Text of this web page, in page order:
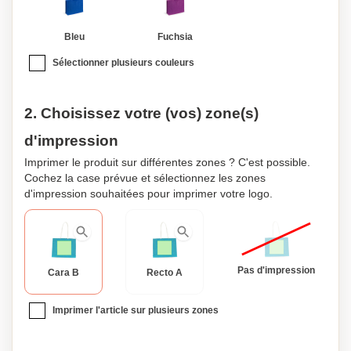
Bleu Fuchsia
Sélectionner plusieurs couleurs
2. Choisissez votre (vos) zone(s)
d'impression
Imprimer le produit sur différentes zones ? C'est possible.
Cochez la case prévue et sélectionnez les zones
d'impression souhaitées pour imprimer votre logo.
Cara B Recto A Pas d'impression
Imprimer l'article sur plusieurs zones